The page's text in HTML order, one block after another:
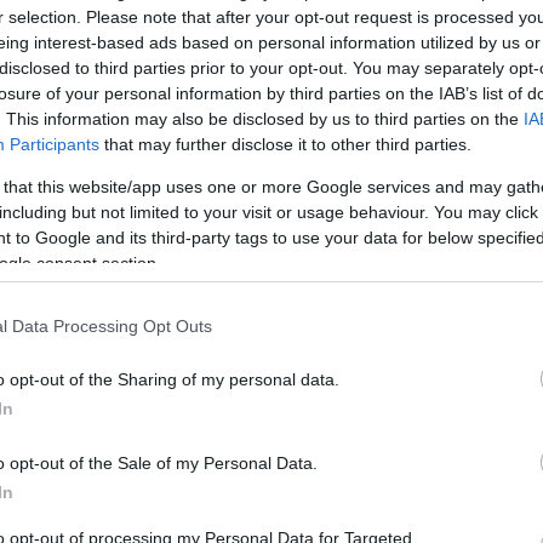
selection. Please note that after your opt-out request is processed
interest-based ads based on personal information utilized by us
to third parties prior to your opt-out. You may separately
of your personal information by third parties on the IAB’s list of
This information may also be disclosed by us to third parties on the
Participants that may further disclose it to other third parties.
that this website/app uses one or more Google services and may
but not limited to your visit or usage behaviour. You may
to Google and its third-party tags to use your data for below
consent section.
Data Processing Opt Outs
opt-out of the Sharing of my personal data.
opt-out of the Sale of my Personal Data.
opt-out of processing my Personal Data for Targeted
ig szerződést hosszabbított Djokics Zseljko
bejelentette: Szekszárdon folytatja a
bedobója és a Pécs-PAEC-ból érkezett, 25
Cyesha Goree és a szlovén Zala Friskovec is. Az
szezonját kezdő amerikai csatárral, Erica
a betegségéből felépült bedobóval, Gereben
és az idei csonka szezon eredményei
az Európa-kupa indulásra jogosult, de az
kér a FIBA-tól.
Atomerőmű között, 2000 óta meglévő
a költségvetése. Ács Rezső, a város
forinttal járul hozzá a KSC működéséhez.